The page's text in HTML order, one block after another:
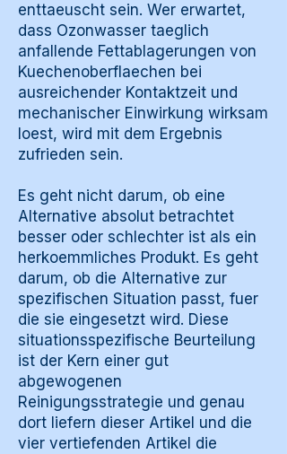
enttaeuscht sein. Wer erwartet,
dass Ozonwasser taeglich
anfallende Fettablagerungen von
Kuechenoberflaechen bei
ausreichender Kontaktzeit und
mechanischer Einwirkung wirksam
loest, wird mit dem Ergebnis
zufrieden sein.
Es geht nicht darum, ob eine
Alternative absolut betrachtet
besser oder schlechter ist als ein
herkoemmliches Produkt. Es geht
darum, ob die Alternative zur
spezifischen Situation passt, fuer
die sie eingesetzt wird. Diese
situationsspezifische Beurteilung
ist der Kern einer gut
abgewogenen
Reinigungsstrategie und genau
dort liefern dieser Artikel und die
vier vertiefenden Artikel die